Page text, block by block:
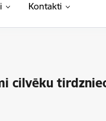
Kontakti
cilvēku